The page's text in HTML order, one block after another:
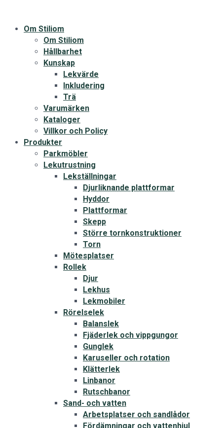
Om Stiliom
Om Stiliom
Hållbarhet
Kunskap
Lekvärde
Inkludering
Trä
Varumärken
Kataloger
Villkor och Policy
Produkter
Parkmöbler
Lekutrustning
Lekställningar
Djurliknande plattformar
Hyddor
Plattformar
Skepp
Större tornkonstruktioner
Torn
Mötesplatser
Rollek
Djur
Lekhus
Lekmobiler
Rörelselek
Balanslek
Fjäderlek och vippgungor
Gunglek
Karuseller och rotation
Klätterlek
Linbanor
Rutschbanor
Sand- och vatten
Arbetsplatser och sandlådor
Fördämningar och vattenhjul